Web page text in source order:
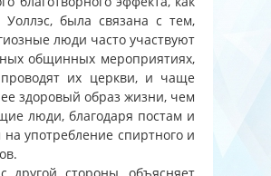
Уоллэс, была связана с тем,
люди часто участвуют
общинных мероприятиях,
их церкви, и чаще
здоровый образ жизни, чем
люди, благодаря постам и
на употребление спиртного и
другой стороны, объясняет